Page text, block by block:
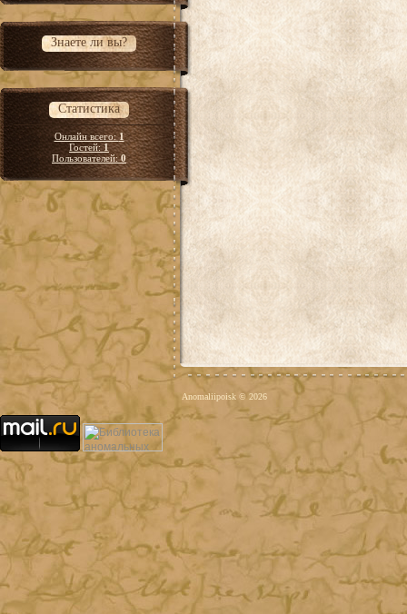
Знаете ли вы?
Статистика
Онлайн всего:1
Гостей:1
Пользователей:0
Anomaliipoisk © 2026